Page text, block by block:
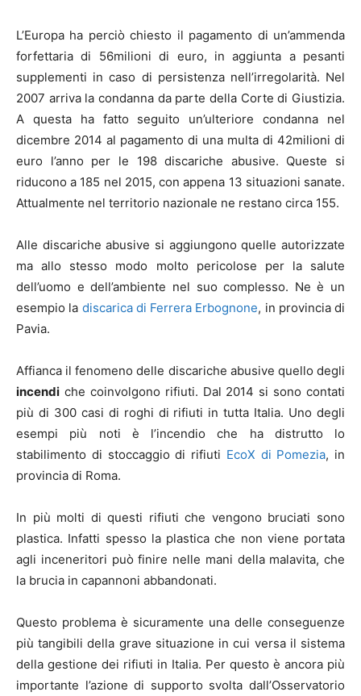
L’Europa ha perciò chiesto il pagamento di un’ammenda
forfettaria di 56milioni di euro, in aggiunta a pesanti
supplementi in caso di persistenza nell’irregolarità. Nel
2007 arriva la condanna da parte della Corte di Giustizia.
A questa ha fatto seguito un’ulteriore condanna nel
dicembre 2014 al pagamento di una multa di 42milioni di
euro l’anno per le 198 discariche abusive. Queste si
riducono a 185 nel 2015, con appena 13 situazioni sanate.
Attualmente nel territorio nazionale ne restano circa 155.
Alle discariche abusive si aggiungono quelle autorizzate
ma allo stesso modo molto pericolose per la salute
dell’uomo e dell’ambiente nel suo complesso. Ne è un
esempio la discarica di Ferrera Erbognone, in provincia di
Pavia.
Affianca il fenomeno delle discariche abusive quello degli
incendi che coinvolgono rifiuti. Dal 2014 si sono contati
più di 300 casi di roghi di rifiuti in tutta Italia. Uno degli
esempi più noti è l’incendio che ha distrutto lo
stabilimento di stoccaggio di rifiuti EcoX di Pomezia, in
provincia di Roma.
In più molti di questi rifiuti che vengono bruciati sono
plastica. Infatti spesso la plastica che non viene portata
agli inceneritori può finire nelle mani della malavita, che
la brucia in capannoni abbandonati.
Questo problema è sicuramente una delle conseguenze
più tangibili della grave situazione in cui versa il sistema
della gestione dei rifiuti in Italia. Per questo è ancora più
importante l’azione di supporto svolta dall’Osservatorio